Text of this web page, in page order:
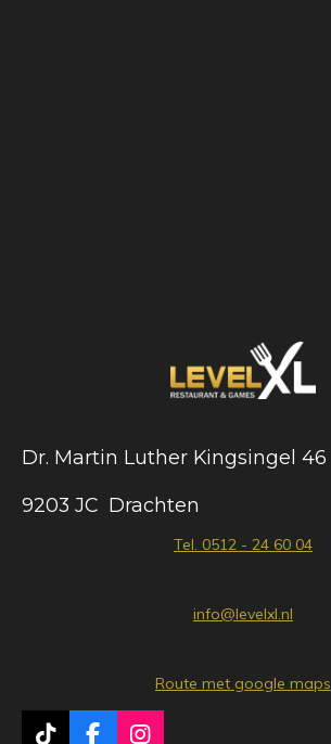
Dr. Martin Luther Kingsingel 46
9203 JC Drachten
Tel. 0512 - 24 60 04
info@levelxl.nl
Route met google maps